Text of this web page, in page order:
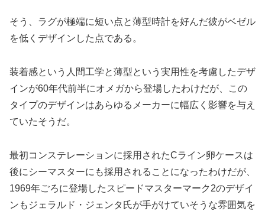
そう、ラグが極端に短い点と薄型時計を好んだ彼がベゼル
を低くデザインした点である。
装着感という人間工学と薄型という実用性を考慮したデザ
インが60年代前半にオメガから登場したわけだが、この
タイプのデザインはあらゆるメーカーに幅広く影響を与え
ていたそうだ。
最初コンステレーションに採用されたCライン卵ケースは
後にシーマスターにも採用されることになったわけだが、
1969年ごろに登場したスピードマスターマーク2のデザイ
ンもジェラルド・ジェンタ氏が手がけていそうな雰囲気を